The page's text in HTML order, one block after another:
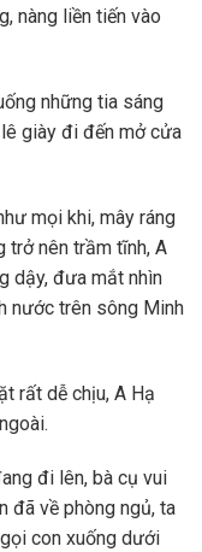
nàng liền tiến vào
những tia sáng
giày đi đến mở cửa
mọi khi, mây ráng
trở nên trầm tĩnh, A
dậy, đưa mắt nhìn
nước trên sông Minh
rất dễ chịu, A Hạ
đi lên, bà cụ vui
đã về phòng ngủ, ta
con xuống dưới